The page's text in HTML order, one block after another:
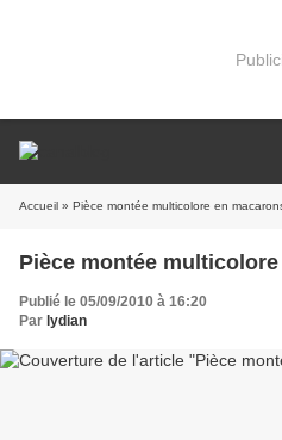
Accueil » Pièce montée multicolore en
Pièce montée
Publié le 05/09/2010 à 16:20
Par lydian